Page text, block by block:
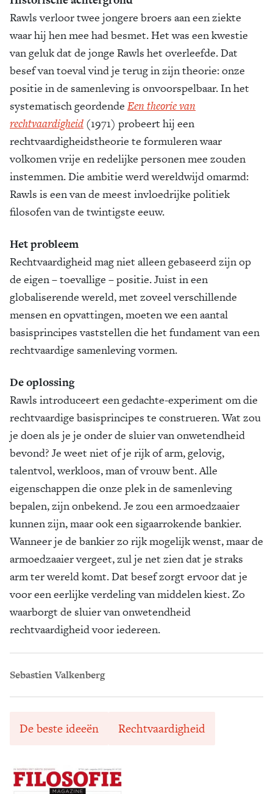
Rawls verloor twee jongere broers aan een ziekte
waar hij hen mee had besmet. Het was een kwestie
van geluk dat de jonge Rawls het overleefde. Dat
besef van toeval vind je terug in zijn theorie: onze
positie in de samenleving is onvoorspelbaar. In het
systematisch geordende Een theorie van
rechtvaardigheid (1971) probeert hij een
rechtvaardigheidstheorie te formuleren waar
volkomen vrije en redelijke personen mee zouden
instemmen. Die ambitie werd wereldwijd omarmd:
Rawls is een van de meest invloedrijke politiek
filosofen van de twintigste eeuw.
Het probleem
Rechtvaardigheid mag niet alleen gebaseerd zijn op
de eigen – toevallige – positie. Juist in een
globaliserende wereld, met zoveel verschillende
mensen en opvattingen, moeten we een aantal
basisprincipes vaststellen die het fundament van een
rechtvaardige samenleving vormen.
De oplossing
Rawls introduceert een gedachte-experiment om die
rechtvaardige basisprincipes te construeren. Wat zou
je doen als je je onder de sluier van onwetendheid
bevond? Je weet niet of je rijk of arm, gelovig,
talentvol, werkloos, man of vrouw bent. Alle
eigenschappen die onze plek in de samenleving
bepalen, zijn onbekend. Je zou een armoedzaaier
kunnen zijn, maar ook een sigaarrokende bankier.
Wanneer je de bankier zo rijk mogelijk wenst, maar de
armoedzaaier vergeet, zul je net zien dat je straks
arm ter wereld komt. Dat besef zorgt ervoor dat je
voor een eerlijke verdeling van middelen kiest. Zo
waarborgt de sluier van onwetendheid
rechtvaardigheid voor iedereen.
Sebastien Valkenberg
De beste ideeën Rechtvaardigheid